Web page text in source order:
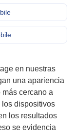
en nuestras
una apariencia
cercano a
los dispositivos
los resultados
se evidencia